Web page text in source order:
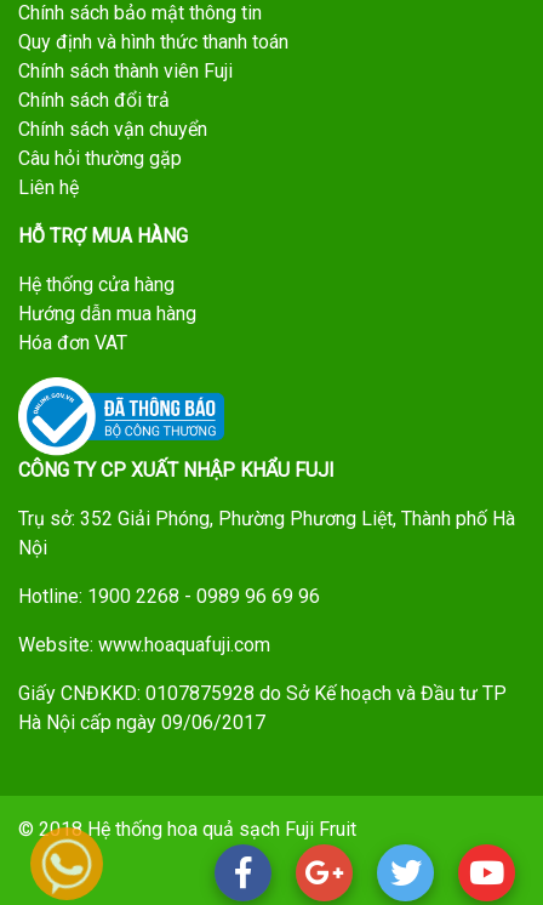
Chính sách bảo mật thông tin
Quy định và hình thức thanh toán
Chính sách thành viên Fuji
Chính sách đổi trả
Chính sách vận chuyển
Câu hỏi thường gặp
Liên hệ
HỖ TRỢ MUA HÀNG
Hệ thống cửa hàng
Hướng dẫn mua hàng
Hóa đơn VAT
CÔNG TY CP XUẤT NHẬP KHẨU FUJI
Trụ sở: 352 Giải Phóng, Phường Phương Liệt, Thành phố Hà
Nội
Hotline: 1900 2268 - 0989 96 69 96
Website: www.hoaquafuji.com
Giấy CNĐKKD: 0107875928 do Sở Kế hoạch và Đầu tư TP
Hà Nội cấp ngày 09/06/2017
© 2018 Hệ thống hoa quả sạch Fuji Fruit